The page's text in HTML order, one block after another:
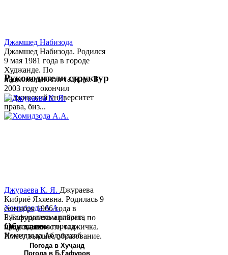
Джамшед Набизода
Джамшед Набизода. Родился
9 мая 1981 года в городе
Худжанде. По
национальности таджик. В
2003 году окончил
Таджикский университет
права, биз...
Хомидзода А.А.
Руководитель аппарата
председателя города
Хомидзода Абдувахоб
Абдумаджид родился 8
Руководители структур
Джураева К. Я. Джураева
Кибриё Яхяевна. Родилась 9
сентября 1966 года в
Б.Гафуровском районе, по
национальности таджичка.
Имеет высшее образование.
В 1997 ...
Обу хаво
Погода в Хуҷанд
Погода в Б.Ғафуров